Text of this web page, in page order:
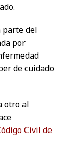
parte del
por
de cuidado
otro al
Civil de